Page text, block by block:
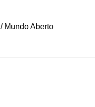
Mundo Aberto